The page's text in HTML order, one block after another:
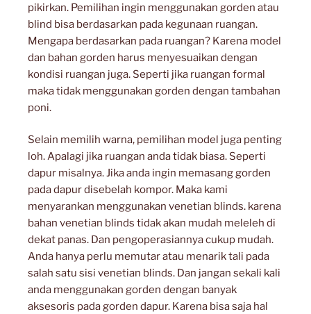
pikirkan. Pemilihan ingin menggunakan gorden atau
blind bisa berdasarkan pada kegunaan ruangan.
Mengapa berdasarkan pada ruangan? Karena model
dan bahan gorden harus menyesuaikan dengan
kondisi ruangan juga. Seperti jika ruangan formal
maka tidak menggunakan gorden dengan tambahan
poni.
Selain memilih warna, pemilihan model juga penting
loh. Apalagi jika ruangan anda tidak biasa. Seperti
dapur misalnya. Jika anda ingin memasang gorden
pada dapur disebelah kompor. Maka kami
menyarankan menggunakan venetian blinds. karena
bahan venetian blinds tidak akan mudah meleleh di
dekat panas. Dan pengoperasiannya cukup mudah.
Anda hanya perlu memutar atau menarik tali pada
salah satu sisi venetian blinds. Dan jangan sekali kali
anda menggunakan gorden dengan banyak
aksesoris pada gorden dapur. Karena bisa saja hal